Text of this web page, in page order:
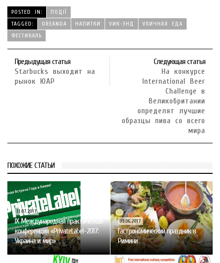
POSTED IN:
ПОДІЇ
TAGGED:
OREANDA НАПИТКИ УИК-ЭНД
УЛИЧНАЯ ЕДА
ФЕСТИВАЛЬ
Предыдущая статья
Starbucks выходит на
рынок ЮАР
Следующая статья
На конкурсе
International Beer
Challenge в
Великобритании
определят лучшие
образцы пива со всего
мира
ПОХОЖИЕ СТАТЬИ
11.07.2017
IX Международная практическая
конференция «PrivateLabel-2017:
Украина и мир»
09.06.2017
Гастрономический праздник в
Римини